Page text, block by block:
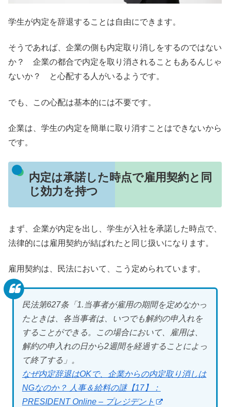
学生が内定を辞退することは自由にできます。
そうであれば、企業の側も内定取り消しをするのではない
か？ 企業の都合で内定を取り消されることもあるんじゃ
ないか？ と心配する人がいるようです。
でも、この心配は基本的には不要です。
企業は、学生の内定を簡単に取り消すことはできないから
です。
内定は承諾した時点で雇用契約と同
じ効力を持つ
まず、企業が内定を出し、学生が入社を承諾した時点で、
法律的には雇用契約が結ばれたと同じ扱いになります。
雇用契約は、民法において、こう定められています。
民法第627条「1.当事者が雇用の期間を定めなかっ
たときは、各当事者は、いつでも解約の申入れを
することができる。この場合において、雇用は、
解約の申入れの日から2週間を経過することによっ
て終了する」。
なぜ内定辞退はOKで、企業からの内定取り消しは
NGなのか？ 人事＆給料の謎【17】：
PRESIDENT Online – プレジデント